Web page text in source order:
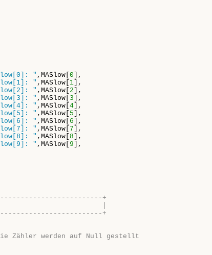
" ,MASlow[ 0 ],
" ,MASlow[ 1 ],
" ,MASlow[ 2 ],
" ,MASlow[ 3 ],
" ,MASlow[ 4 ],
" ,MASlow[ 5 ],
" ,MASlow[ 6 ],
" ,MASlow[ 7 ],
" ,MASlow[ 8 ],
" ,MASlow[ 9 ],
+
|
+
Zähler werden auf Null gestellt